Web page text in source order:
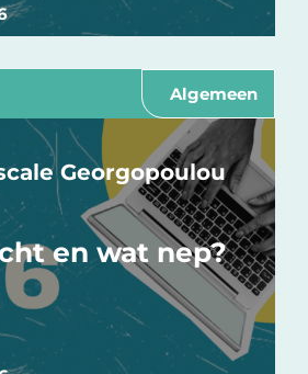
Algemeen
Georgopoulou
en wat nep?